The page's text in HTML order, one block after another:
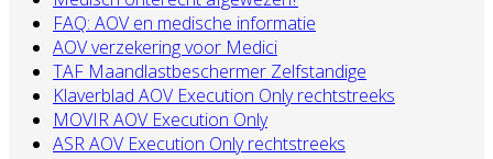
FAQ: AOV en medische informatie
AOV verzekering voor Medici
TAF Maandlastbeschermer Zelfstandige
Klaverblad AOV Execution Only rechtstreeks
MOVIR AOV Execution Only
ASR AOV Execution Only rechtstreeks